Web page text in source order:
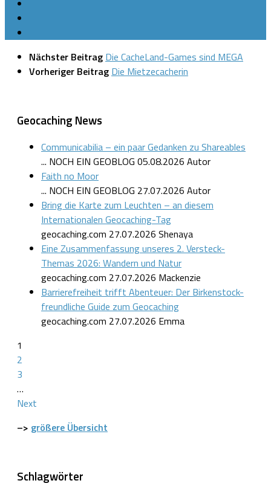
Nächster Beitrag Die CacheLand-Games sind MEGA
Vorheriger Beitrag Die Mietzecacherin
Geocaching News
Communicabilia – ein paar Gedanken zu Shareables
... NOCH EIN GEOBLOG 05.08.2026 Autor
Faith no Moor
... NOCH EIN GEOBLOG 27.07.2026 Autor
Bring die Karte zum Leuchten – an diesem
Internationalen Geocaching-Tag
geocaching.com 27.07.2026 Shenaya
Eine Zusammenfassung unseres 2. Versteck-
Themas 2026: Wandern und Natur
geocaching.com 27.07.2026 Mackenzie
Barrierefreiheit trifft Abenteuer: Der Birkenstock-
freundliche Guide zum Geocaching
geocaching.com 27.07.2026 Emma
1
2
3
…
Next
–> größere Übersicht
Schlagwörter